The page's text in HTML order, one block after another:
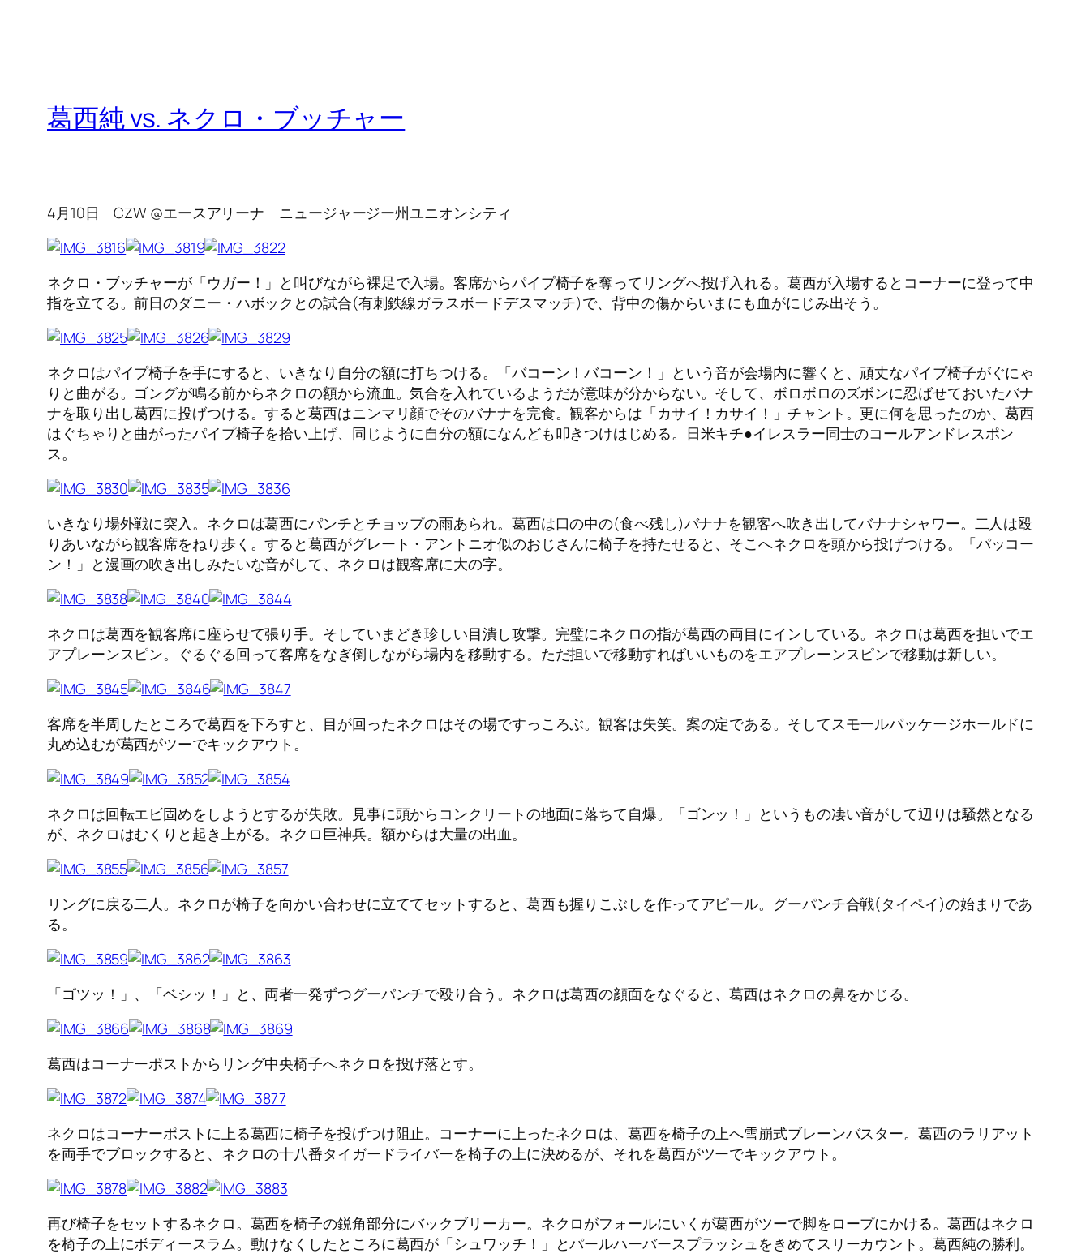
葛西純 vs. ネクロ・ブッチャー
4月10日 CZW @エースアリーナ ニュージャージー州ユニオンシティ
ネクロ・ブッチャーが「ウガー！」と叫びながら裸足で入場。客席からパイプ椅子を奪ってリングへ投げ入れる。葛西が入場するとコーナーに登って中
指を立てる。前日のダニー・ハボックとの試合(有刺鉄線ガラスボードデスマッチ)で、背中の傷からいまにも血がにじみ出そう。
ネクロはパイプ椅子を手にすると、いきなり自分の額に打ちつける。「バコーン！バコーン！」という音が会場内に響くと、頑丈なパイプ椅子がぐにゃ
りと曲がる。ゴングが鳴る前からネクロの額から流血。気合を入れているようだが意味が分からない。そして、ボロボロのズボンに忍ばせておいたバナ
ナを取り出し葛西に投げつける。すると葛西はニンマリ顔でそのバナナを完食。観客からは「カサイ！カサイ！」チャント。更に何を思ったのか、葛西
はぐちゃりと曲がったパイプ椅子を拾い上げ、同じように自分の額になんども叩きつけはじめる。日米キチ●イレスラー同士のコールアンドレスポン
ス。
いきなり場外戦に突入。ネクロは葛西にパンチとチョップの雨あられ。葛西は口の中の(食べ残し)バナナを観客へ吹き出してバナナシャワー。二人は殴
りあいながら観客席をねり歩く。すると葛西がグレート・アントニオ似のおじさんに椅子を持たせると、そこへネクロを頭から投げつける。「パッコー
ン！」と漫画の吹き出しみたいな音がして、ネクロは観客席に大の字。
ネクロは葛西を観客席に座らせて張り手。そしていまどき珍しい目潰し攻撃。完璧にネクロの指が葛西の両目にインしている。ネクロは葛西を担いでエ
アプレーンスピン。ぐるぐる回って客席をなぎ倒しながら場内を移動する。ただ担いで移動すればいいものをエアプレーンスピンで移動は新しい。
客席を半周したところで葛西を下ろすと、目が回ったネクロはその場ですっころぶ。観客は失笑。案の定である。そしてスモールパッケージホールドに
丸め込むが葛西がツーでキックアウト。
ネクロは回転エビ固めをしようとするが失敗。見事に頭からコンクリートの地面に落ちて自爆。「ゴンッ！」というもの凄い音がして辺りは騒然となる
が、ネクロはむくりと起き上がる。ネクロ巨神兵。額からは大量の出血。
リングに戻る二人。ネクロが椅子を向かい合わせに立ててセットすると、葛西も握りこぶしを作ってアピール。グーパンチ合戦(タイペイ)の始まりであ
る。
「ゴツッ！」、「ベシッ！」と、両者一発ずつグーパンチで殴り合う。ネクロは葛西の顔面をなぐると、葛西はネクロの鼻をかじる。
葛西はコーナーポストからリング中央椅子へネクロを投げ落とす。
ネクロはコーナーポストに上る葛西に椅子を投げつけ阻止。コーナーに上ったネクロは、葛西を椅子の上へ雪崩式ブレーンバスター。葛西のラリアット
を両手でブロックすると、ネクロの十八番タイガードライバーを椅子の上に決めるが、それを葛西がツーでキックアウト。
再び椅子をセットするネクロ。葛西を椅子の鋭角部分にバックブリーカー。ネクロがフォールにいくが葛西がツーで脚をロープにかける。葛西はネクロ
を椅子の上にボディースラム。動けなくしたところに葛西が「シュワッチ！」とパールハーバースプラッシュをきめてスリーカウント。葛西純の勝利。